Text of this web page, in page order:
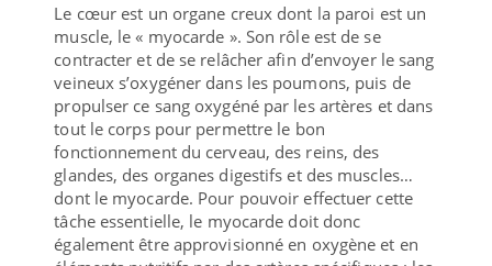
Le cœur est un organe creux dont la paroi est un
muscle, le « myocarde ». Son rôle est de se
contracter et de se relâcher afin d’envoyer le sang
veineux s’oxygéner dans les poumons, puis de
propulser ce sang oxygéné par les artères et dans
tout le corps pour permettre le bon
fonctionnement du cerveau, des reins, des
glandes, des organes digestifs et des muscles…
dont le myocarde. Pour pouvoir effectuer cette
tâche essentielle, le myocarde doit donc
également être approvisionné en oxygène et en